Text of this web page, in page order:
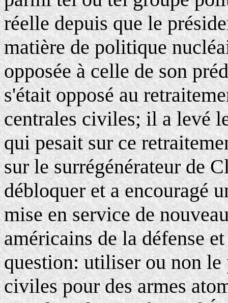
réelle depuis que le
matière de politique
opposée à celle de son
s'était opposé au
centrales civiles; il a levé
qui pesait sur ce
sur le surrégénérateur de
débloquer et a encouragé
mise en service de
américains de la défense
question: utiliser ou non
civiles pour des armes